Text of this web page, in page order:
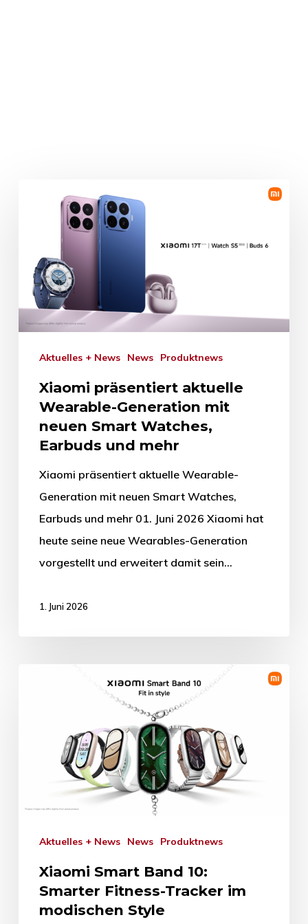
Aktuelles + News News Produktnews
Xiaomi präsentiert aktuelle
Wearable-Generation mit
neuen Smart Watches,
Earbuds und mehr
Xiaomi präsentiert aktuelle Wearable-
Generation mit neuen Smart Watches,
Earbuds und mehr 01. Juni 2026 Xiaomi hat
heute seine neue Wearables-Generation
vorgestellt und erweitert damit sein…
1. Juni 2026
Aktuelles + News News Produktnews
Xiaomi Smart Band 10:
Smarter Fitness-Tracker im
modischen Style